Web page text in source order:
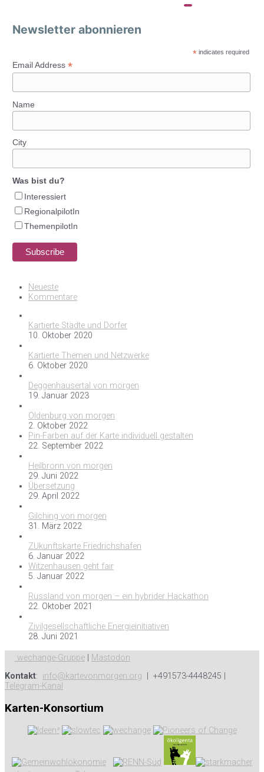
Newsletter abonnieren
* indicates required
Email Address *
Name
City
Was bist du?
Interessiert
RegionalpilotIn
ThemenpilotIn
Neueste
Kommentare
Kartierte Städte und Dörfer
10. Oktober 2020
Kartierte Themen und Netzwerke
6. Oktober 2020
Deggenhausertal von morgen
19. Januar 2023
Oldenburg von morgen
2. Oktober 2022
Pin-Farben auf der Karte individuell gestalten
22. September 2022
Heilbronn von morgen
29. Juni 2022
Übersetzung
29. April 2022
Gilching von morgen
31. März 2022
ZUkunftskarte Friedrichshafen
6. Januar 2022
Witzenhausen geht fair
5. Januar 2022
Russland von morgen – ein hybrider Hackathon
22. Oktober 2021
Zivilgesellschaftliche Energieinitiativen
28. Juni 2021
wechange-Gruppe
Mastodon
Kontakt: info@kartevonmorgen.org | +491573-4448245 |
Telegram-Kanal
Karten-Konsortium